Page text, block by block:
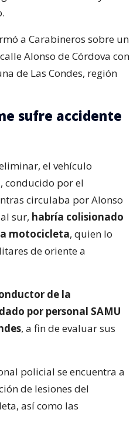
a Carabineros sobre un
Alonso de Córdova con
de Las Condes, región
sufre accidente
el vehículo
conducido por el
circulaba por Alonso
sur, habría colisionado
motocicleta, quien lo
de oriente a
de la
por personal SAMU
, a fin de evaluar sus
policial se encuentra a
de lesiones del
así como las